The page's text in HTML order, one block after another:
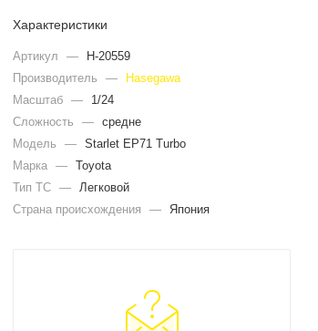
Характеристики
Артикул —
H-20559
Производитель
—
Hasegawa
Масштаб —
1/24
Сложность
— средне
Модель
— Starlet EP71 Turbo
Марка — Toyota
Тип ТС —
Легковой
Страна происхождения
— Япония